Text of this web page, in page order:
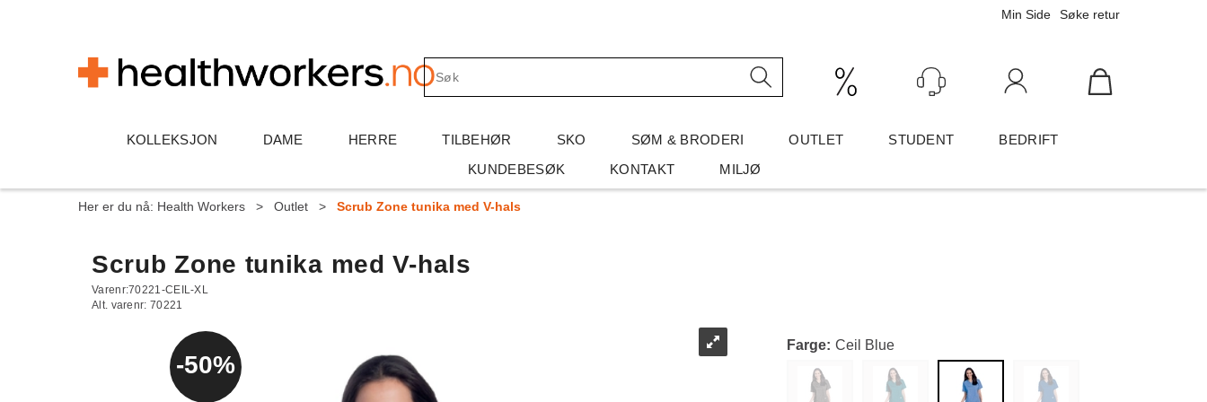
Søke retur
Min Side
KOLLEKSJON DAME HERRE TILBEHØR SKO SØM & BRODERI OUTLET STUDENT
BEDRIFT
KUNDEBESØK
KONTAKT MILJØ
Her er du nå: Health Workers > Outlet > Scrub Zone tunika med V-hals
Scrub Zone tunika med V-hals
Varenr:70221-CEIL-XL
Alt. varenr: 70221
50%
Farge Ceil Blue